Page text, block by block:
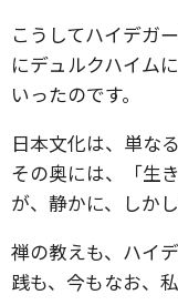
こうしてハイデガ
にデュルクハイム
いったのです。
日本文化は、単な
その奥には、「生
が、静かに、しか
禅の教えも、ハイ
践も、今もなお、